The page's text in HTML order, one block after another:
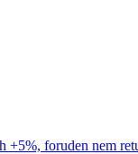
foruden nem